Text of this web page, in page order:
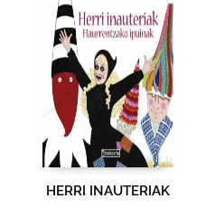
HERRI INAUTERIAK